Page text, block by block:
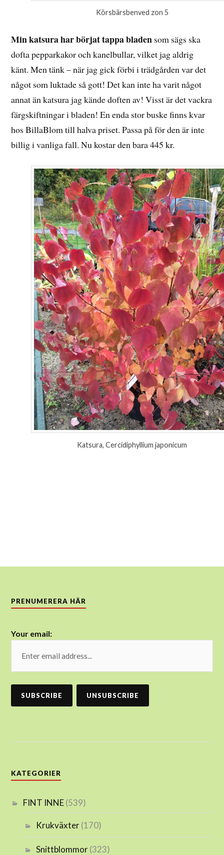
Körsbärsbenved zon 5
Min katsura har börjat tappa bladen som sägs ska
dofta pepparkakor och kanelbullar, vilket jag aldrig
känt. Men tänk – när jag gick förbi i trädgården var det
något som luktade så gott! Det kan inte ha varit något
annat än katsura jag kände doften av! Visst är det vackra
färgskiftningar i bladen! En enda stor buske finns kvar
hos BillaBlom till halva priset. Passa på för den är inte
billig i vanliga fall. Nu kostar den bara 445 kr.
Katsura, Cercidiphyllium japonicum
PRENUMERERA HÄR
Your email:
KATEGORIER
FINT INNE(539)
Krukväxter(170)
Snittblommor(323)